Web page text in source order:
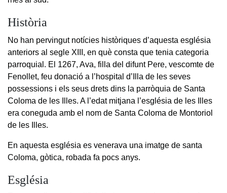
Història
No han pervingut notícies històriques d’aquesta església
anteriors al segle XIII, en què consta que tenia categoria
parroquial. El 1267, Ava, filla del difunt Pere, vescomte de
Fenollet, feu donació a l’hospital d’Illa de les seves
possessions i els seus drets dins la parròquia de Santa
Coloma de les Illes. A l’edat mitjana l’església de les Illes
era coneguda amb el nom de Santa Coloma de Montoriol
de les Illes.
En aquesta església es venerava una imatge de santa
Coloma, gòtica, robada fa pocs anys.
Església